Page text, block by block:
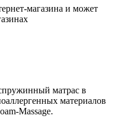
магазина и может
матрас в
материалов
Massage.